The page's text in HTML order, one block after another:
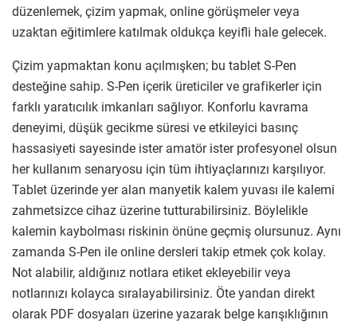
düzenlemek, çizim yapmak, online görüşmeler veya
uzaktan eğitimlere katılmak oldukça keyifli hale gelecek.
Çizim yapmaktan konu açılmışken; bu tablet S-Pen
desteğine sahip. S-Pen içerik üreticiler ve grafikerler için
farklı yaratıcılık imkanları sağlıyor. Konforlu kavrama
deneyimi, düşük gecikme süresi ve etkileyici basınç
hassasiyeti sayesinde ister amatör ister profesyonel olsun
her kullanım senaryosu için tüm ihtiyaçlarınızı karşılıyor.
Tablet üzerinde yer alan manyetik kalem yuvası ile kalemi
zahmetsizce cihaz üzerine tutturabilirsiniz. Böylelikle
kalemin kaybolması riskinin önüne geçmiş olursunuz. Aynı
zamanda S-Pen ile online dersleri takip etmek çok kolay.
Not alabilir, aldığınız notlara etiket ekleyebilir veya
notlarınızı kolayca sıralayabilirsiniz. Öte yandan direkt
olarak PDF dosyaları üzerine yazarak belge karışıklığının